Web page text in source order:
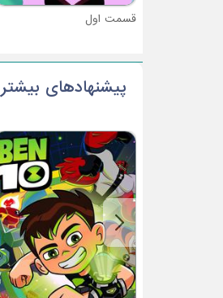
قسمت اول
پیشنهادهای بیشتر